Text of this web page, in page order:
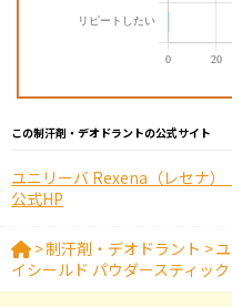
この制汗剤・デオドラントの公式サイト
ユニリーバ Rexena（レセナ）
公式HP
>制汗剤・デオドラント >
イシールド パウダースティック